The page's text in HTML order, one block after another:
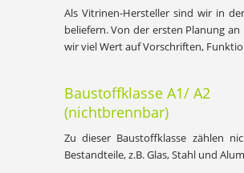
Als Vitrinen-Hersteller sind wir in
beliefern. Von der ersten Planung
wir viel Wert auf Vorschriften,
Baustoffklasse A1/ A2
(nichtbrennbar)
Zu dieser Baustoffklasse zählen
Bestandteile, z.B. Glas, Stahl und